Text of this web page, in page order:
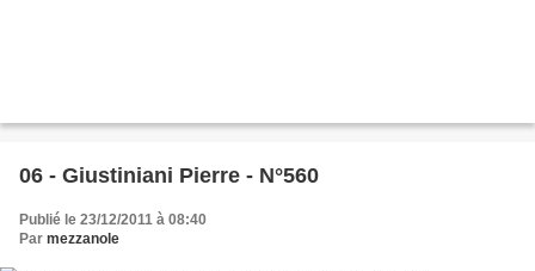
06 - Giustiniani Pierre - N°560
Publié le 23/12/2011 à 08:40
Par mezzanole